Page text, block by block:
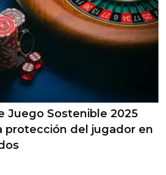
Juego Sostenible 2025
protección del jugador en